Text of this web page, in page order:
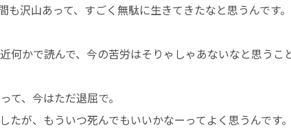
沢山あって、すごく無駄に生きてきたなと思うんです。
何かで読んで、今の苦労はそりゃしゃあないなと思うこ
て、今はただ退屈で。
が、もういつ死んでもいいかなーってよく思うんです